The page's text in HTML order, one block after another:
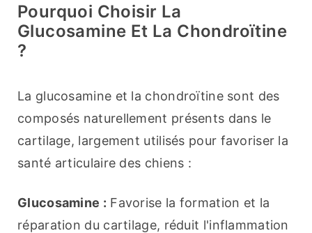
Pourquoi Choisir La
Glucosamine Et La Chondroïtine
?
La glucosamine et la chondroïtine sont des
composés naturellement présents dans le
cartilage, largement utilisés pour favoriser la
santé articulaire des chiens :
Glucosamine : Favorise la formation et la
réparation du cartilage, réduit l'inflammation